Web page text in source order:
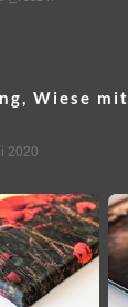
Wiese mit
2020